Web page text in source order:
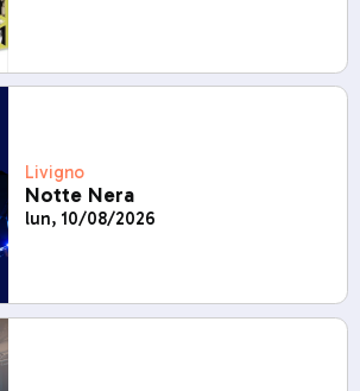
Livigno
Notte Nera
lun, 10/08/2026